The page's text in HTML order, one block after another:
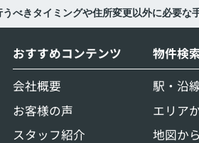
べきタイミングや住所変更以外に必要な
おすすめコンテンツ
会社概要
お客様の声
スタッフ紹介
物件検
駅・沿
エリア
地図か